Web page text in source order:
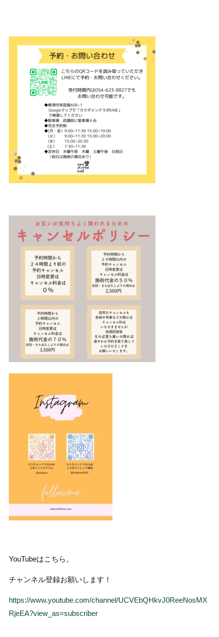
YouTubeはこちら。
チャンネル登録お願いします！
https://www.youtube.com/channel/UCVEbQHkvJ0ReeNosMX
RjeEA?view_as=subscriber